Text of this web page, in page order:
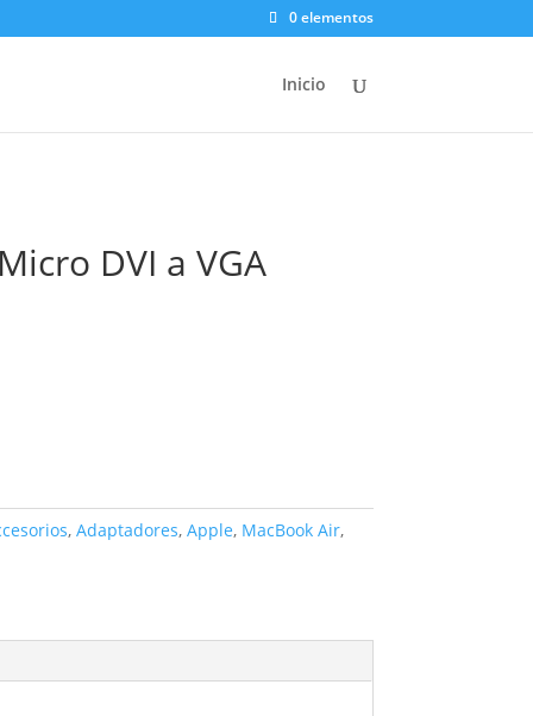
0 elementos
Inicio
DVI a VGA
, Adaptadores, Apple, MacBook Air,